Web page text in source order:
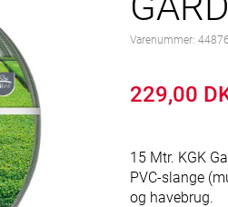
Varenummer:
229,00
15 Mtr. KGK
PVC-slange
og havebrug.